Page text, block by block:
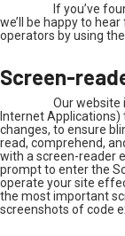
If you’ve
we’ll be happy to
operators by using
Screen-
Our website
Internet
changes, to ensure
read, comprehend,
with a screen-reader
prompt to enter the
operate your site
the most important
screenshots of code